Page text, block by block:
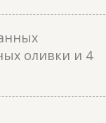
оливки и 4